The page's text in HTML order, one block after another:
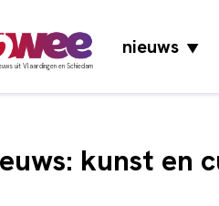
uit Vlaardingen en Schiedam
nieuws▼
kunst en